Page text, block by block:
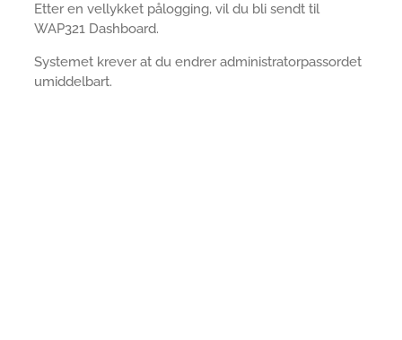
Etter en vellykket pålogging, vil du bli sendt til
WAP321 Dashboard.
Systemet krever at du endrer administratorpassordet
umiddelbart.